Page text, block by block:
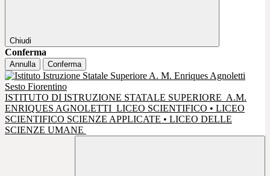
Chiudi
Conferma
Annulla Conferma
ISTITUTO DI ISTRUZIONE STATALE SUPERIORE A.M.
ENRIQUES AGNOLETTI LICEO SCIENTIFICO • LICEO
SCIENTIFICO SCIENZE APPLICATE • LICEO DELLE
SCIENZE UMANE